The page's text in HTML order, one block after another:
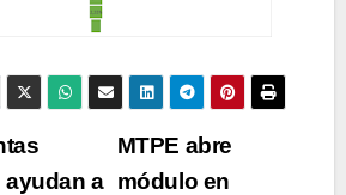
MTPE abre
módulo en
a